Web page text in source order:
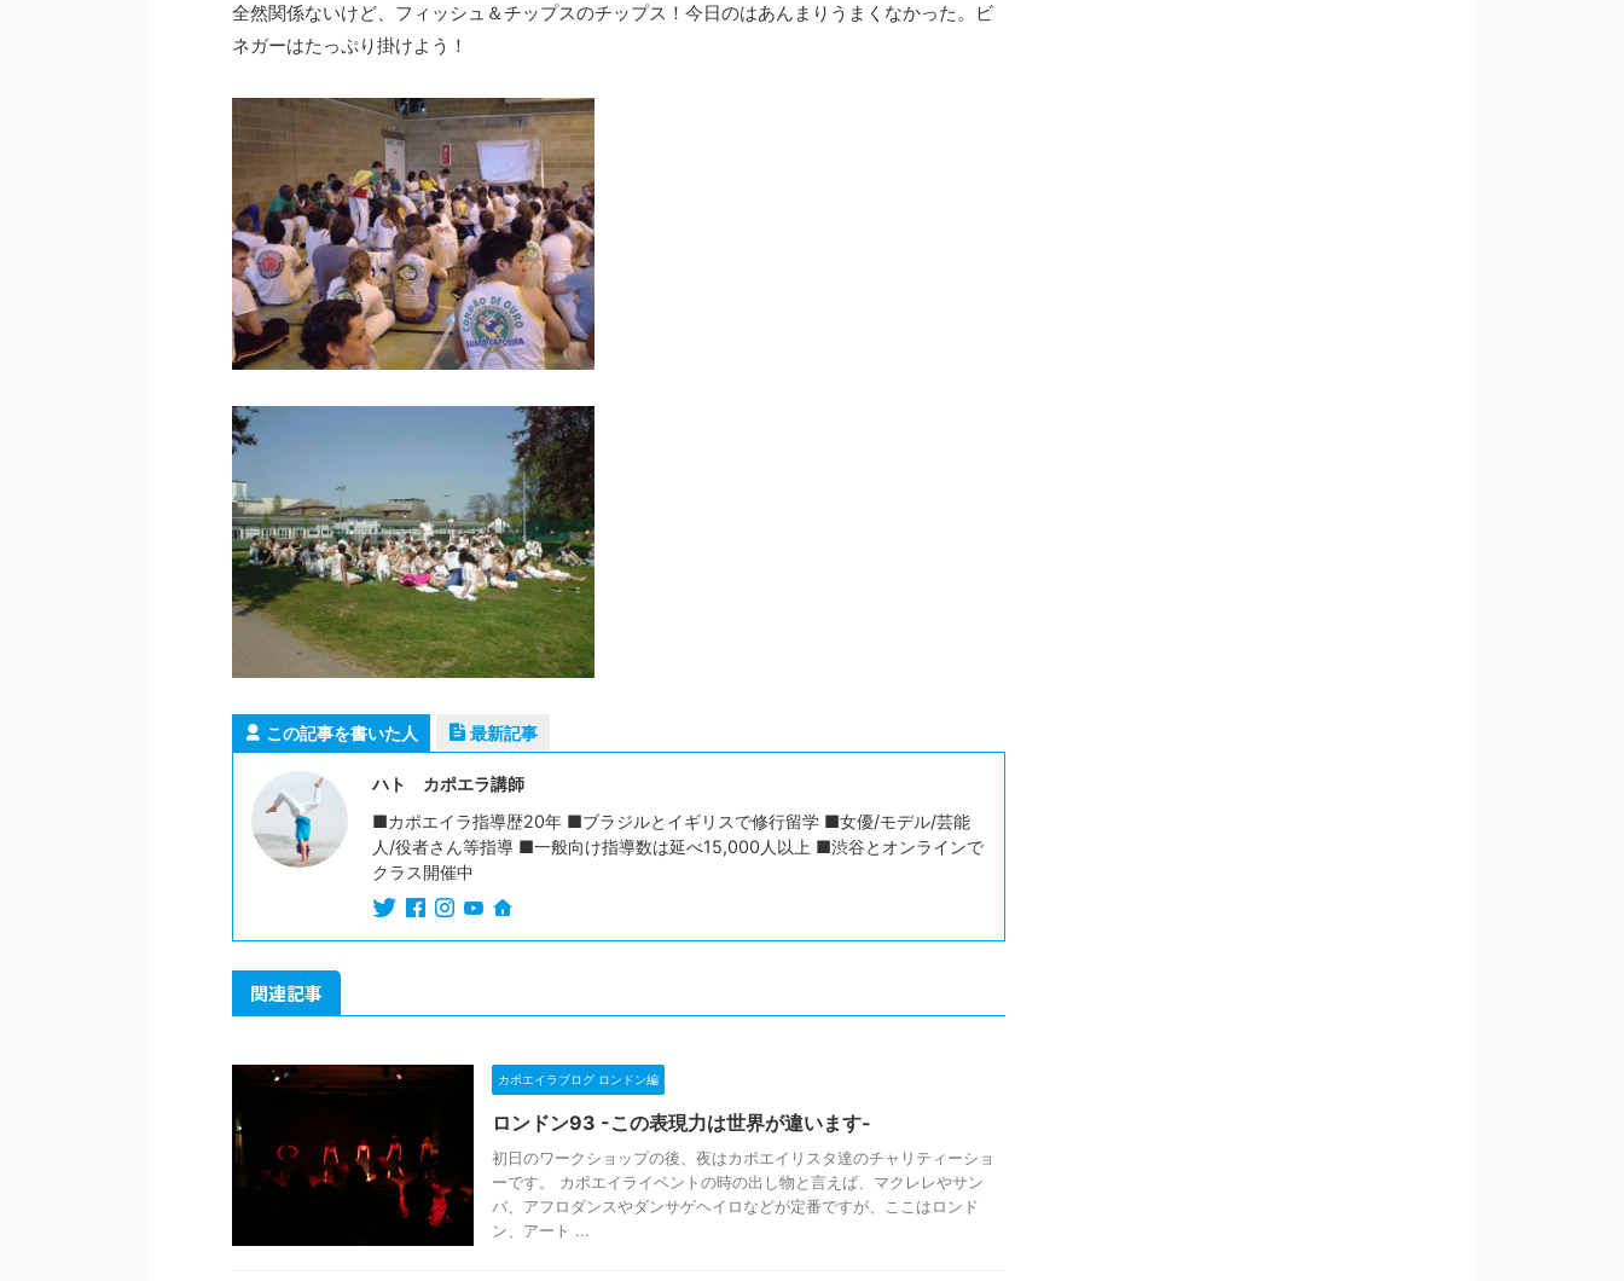
全然関係ないけど、フィッシュ＆チップスのチップス！今日のはあんまりうまくなかった。ビ
ネガーはたっぷり掛けよう！
この記事を書いた人 最新記事
ハト カポエラ講師
■カポエイラ指導歴20年 ■ブラジルとイギリスで修行留学 ■女優/モデル/芸能
人/役者さん等指導 ■一般向け指導数は延べ15,000人以上 ■渋谷とオンラインで
クラス開催中
関連記事
カポエイラブログ ロンドン編
ロンドン93 -この表現力は世界が違います-
初日のワークショップの後、夜はカポエイリスタ達のチャリティーショ
ーです。 カポエイライベントの時の出し物と言えば、マクレレやサン
バ、アフロダンスやダンサゲヘイロなどが定番ですが、ここはロンド
ン、アート ...